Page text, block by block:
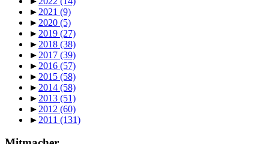
► 2021 (9)
► 2020 (5)
► 2019 (27)
► 2018 (38)
► 2017 (39)
► 2016 (57)
► 2015 (58)
► 2014 (58)
► 2013 (51)
► 2012 (60)
► 2011 (131)